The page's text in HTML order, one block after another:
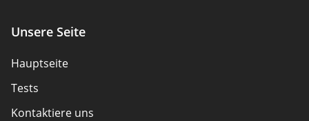
Unsere Seite
Hauptseite
Tests
Kontaktiere uns